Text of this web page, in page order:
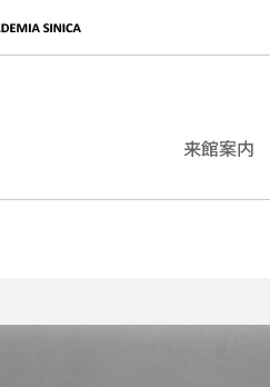
来館案内